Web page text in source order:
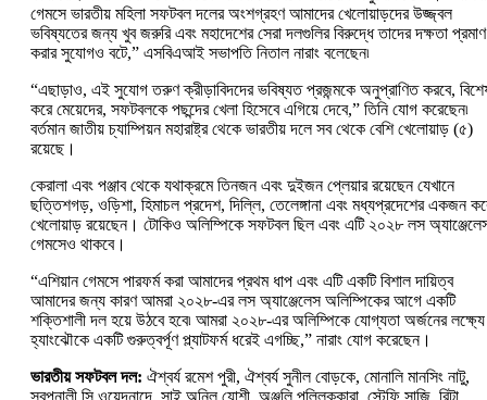
গেমসে ভারতীয় মহিলা সফটবল দলের অংশগ্রহণ আমাদের খেলোয়াড়দের উজ্জ্বল
ভবিষ্যতের জন্য খুব জরুরি এবং মহাদেশের সেরা দলগুলির বিরুদ্ধে তাদের দক্ষতা প্রমাণ
করার সুযোগও বটে,” এসবিএআই সভাপতি নিতাল নারাং বলেছেন৷
“এছাড়াও, এই সুযোগ তরুণ ক্রীড়াবিদদের ভবিষ্যত প্রজন্মকে অনুপ্রাণিত করবে,
করে মেয়েদের, সফটবলকে পছন্দের খেলা হিসেবে এগিয়ে দেবে,” তিনি যোগ করেছেন৷
বর্তমান জাতীয় চ্যাম্পিয়ন মহারাষ্ট্র থেকে ভারতীয় দলে সব থেকে বেশি খেলোয়াড় (৫)
রয়েছে।
কেরালা এবং পঞ্জাব থেকে যথাক্রমে তিনজন এবং দুইজন প্লেয়ার রয়েছেন যেখানে
ছত্তিশগড়, ওড়িশা, হিমাচল প্রদেশ, দিল্লি, তেলেঙ্গানা এবং মধ্যপ্রদেশের একজন
খেলোয়াড় রয়েছেন। টোকিও অলিম্পিকে সফটবল ছিল এবং এটি ২০২৮ লস
গেমসেও থাকবে।
“এশিয়ান গেমসে পারফর্ম করা আমাদের প্রথম ধাপ এবং এটি একটি বিশাল দায়িত্ব
আমাদের জন্য কারণ আমরা ২০২৮-এর লস অ্যাঞ্জেলেস অলিম্পিকের আগে একটি
শক্তিশালী দল হয়ে উঠবে হবে৷ আমরা ২০২৮-এর অলিম্পিকে যোগ্যতা অর্জনের লক্ষ্যে
হ্যাংঝৌকে একটি গুরুত্বর্পূণ প্ল্যাটফর্ম ধরেই এগচ্ছি,” নারাং যোগ করেছেন।
ভারতীয় সফটবল দল: ঐশ্বর্য রমেশ পুরী, ঐশ্বর্য সুনীল বোড়কে, মোনালি মানসিং নাটু,